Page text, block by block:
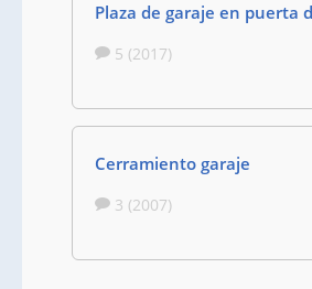
Plaza de garaje en puerta
5 (2017)
Cerramiento garaje
3 (2007)